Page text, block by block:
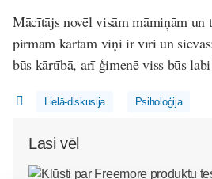
Mācītājs novēl visām māmiņām un
pirmām kārtām viņi ir vīri un
būs kārtībā, arī ģimenē viss būs
Lielā-diskusija Psiholoģija
Lasi vēl